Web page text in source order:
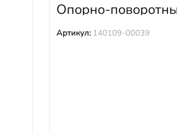
Опорно-
круг Doosan DH370
Solar 420LC-V
00039
Артикул: 140109-00039